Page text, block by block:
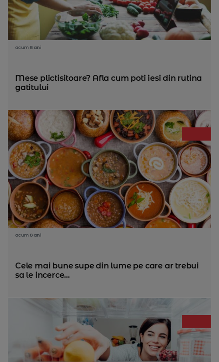
acum 8 ani
Mese plictisitoare? Afla cum poti iesi din rutina
gatitului
acum 8 ani
Cele mai bune supe din lume pe care ar trebui
sa le incerce...